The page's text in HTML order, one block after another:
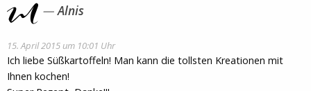
Alnis
15. April 2015 um 10:01 Uhr
Ich liebe Süßkartoffeln! Man kann die tollsten Kreationen mit
Ihnen kochen!